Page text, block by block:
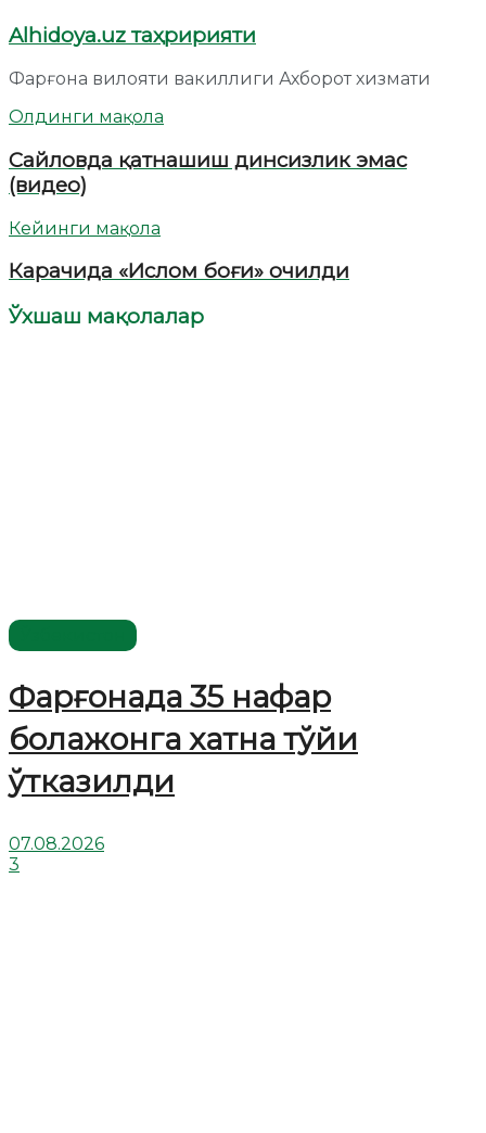
Alhidoya.uz таҳририяти
Фарғона вилояти вакиллиги Ахборот хизмати
Олдинги мақола
Сайловда қатнашиш динсизлик эмас
(видео)
Кейинги мақола
Карачида «Ислом боғи» очилди
Ўхшаш мақолалар
Фарғонада 35 нафар
болажонга хатна тўйи
ўтказилди
07.08.2026
3